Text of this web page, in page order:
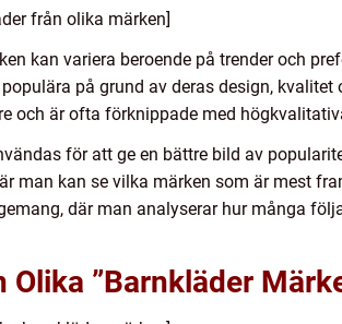
från olika märken]
kan variera beroende på trender och
på grund av deras design,
och är ofta förknippade med
för att ge en bättre bild av
man kan se vilka märken som är mest
där man analyserar hur många
”Barnkläder